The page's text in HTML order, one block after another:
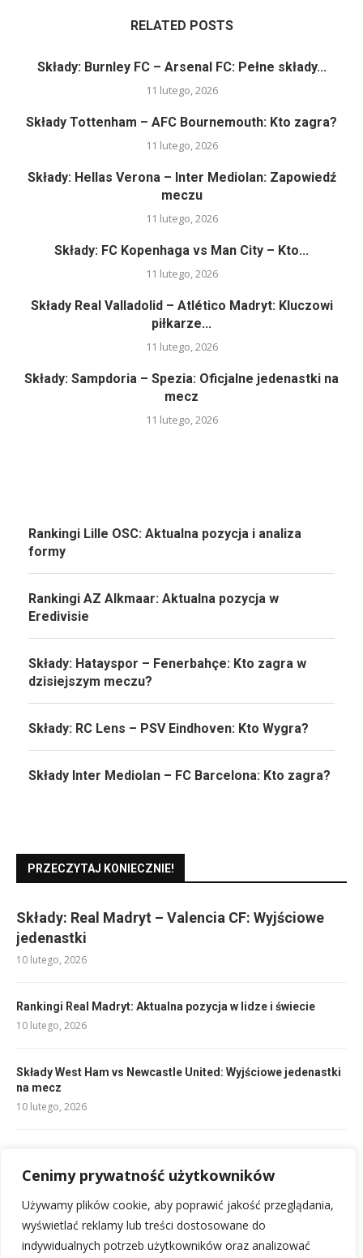
Cenimy prywatność użytkowników
Używamy plików cookie, aby poprawić jakość przeglądania,
wyświetlać reklamy lub treści dostosowane do
indywidualnych potrzeb użytkowników oraz analizować
RELATED POSTS
Składy: Burnley FC – Arsenal FC: Pełne składy...
11 lutego, 2026
Składy Tottenham – AFC Bournemouth: Kto zagra?
11 lutego, 2026
Składy: Hellas Verona – Inter Mediolan: Zapowiedź
meczu
11 lutego, 2026
Składy: FC Kopenhaga vs Man City – Kto...
11 lutego, 2026
Składy Real Valladolid – Atlético Madryt: Kluczowi
piłkarze...
11 lutego, 2026
Składy: Sampdoria – Spezia: Oficjalne jedenastki na
mecz
11 lutego, 2026
Rankingi Lille OSC: Aktualna pozycja i analiza
formy
Rankingi AZ Alkmaar: Aktualna pozycja w
Eredivisie
Składy: Hatayspor – Fenerbahçe: Kto zagra w
dzisiejszym meczu?
Składy: RC Lens – PSV Eindhoven: Kto Wygra?
Składy Inter Mediolan – FC Barcelona: Kto zagra?
PRZECZYTAJ KONIECZNIE!
Składy: Real Madryt – Valencia CF: Wyjściowe
jedenastki
10 lutego, 2026
Rankingi Real Madryt: Aktualna pozycja w lidze i świecie
10 lutego, 2026
Składy West Ham vs Newcastle United: Wyjściowe jedenastki
na mecz
10 lutego, 2026
10 lutego, 2026
Kierunkowy 20: Znajdź numer kierunkowy w telefonie
16 lutego, 2026